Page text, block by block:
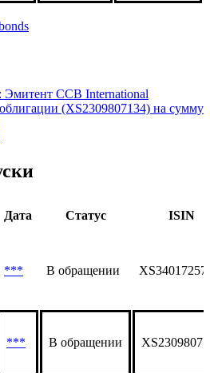
CCB International
(XS2309807134) на сумму
Дата Статус
ISIN
*** В обращении
*** В обращении